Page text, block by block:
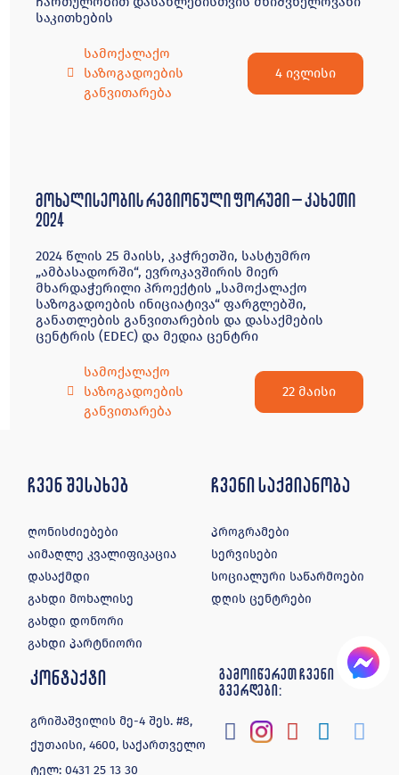
საკითხების
სამოქალაქო
საზოგადოების
განვითარება
4 ივლისი
მოხალისეობის რეგიონული ფორუმი – კახეთი
2024
2024 წლის 25 მაისს, კაჭრეთში, სასტუმრო
„ამბასადორში“, ევროკავშირის მიერ
მხარდაჭერილი პროექტის „სამოქალაქო
საზოგადოების ინიციატივა“ ფარგლებში,
განათლების განვითარების და დასაქმების
ცენტრის (EDEC) და მედია ცენტრი
სამოქალაქო
საზოგადოების
განვითარება
22 მაისი
ჩვენ შესახებ
ღონისძიებები
აიმაღლე კვალიფიკაცია
დასაქმდი
გახდი მოხალისე
გახდი დონორი
გახდი პარტნიორი
ჩვენი საქმიანობა
პროგრამები
სერვისები
სოციალური საწარმოები
დღის ცენტრები
კონტაქტი
გრიშაშვილის მე-4 შეს. #8,
ქუთაისი, 4600, საქართველო
ტელ:0431 25 13 30
გამოიწერეთ ჩვენი
გვერდები: